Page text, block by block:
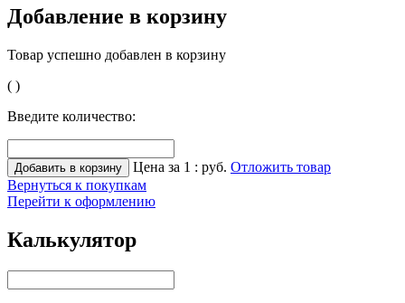
Добавление в корзину
Товар успешно добавлен в корзину
( )
Введите количество:
Цена за 1 : руб. Отложить товар
Вернуться к покупкам
Перейти к оформлению
Калькулятор